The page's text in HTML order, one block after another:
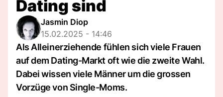
Dating sind
Jasmin Diop
15.02.2025 - 14:46
Als Alleinerziehende fühlen sich viele Frauen
auf dem Dating-Markt oft wie die zweite Wahl.
Dabei wissen viele Männer um die grossen
Vorzüge von Single-Moms.